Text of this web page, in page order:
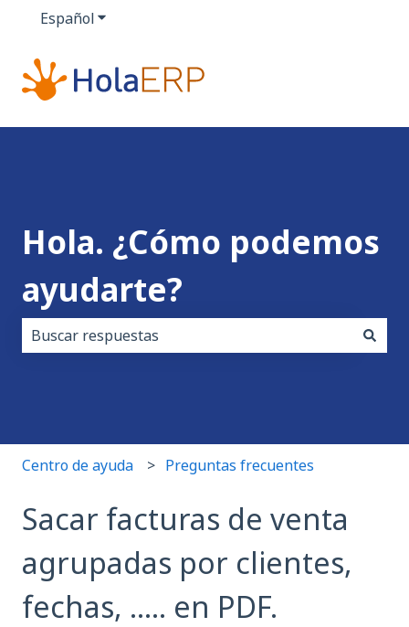
EspañolTraducciones de Mostrar submenú de
Hola. ¿Cómo podemos
ayudarte?
Centro de ayuda Preguntas frecuentes
Sacar facturas de venta
agrupadas por clientes,
fechas, ..... en PDF.